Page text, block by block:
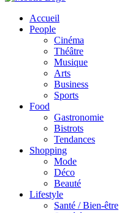
Accueil
People
Cinéma
Théâtre
Musique
Arts
Business
Sports
Food
Gastronomie
Bistrots
Tendances
Shopping
Mode
Déco
Beauté
Lifestyle
Santé / Bien-être